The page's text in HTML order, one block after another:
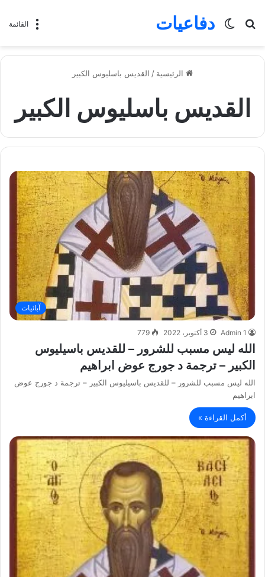
القائمة دفاعيات
بحث
الوضع
الرئيسية / القديس باسليوس الكبير
القديس باسليوس الكبير
آبائيات
Admin 1 3 أكتوبر، 2022 779
الله ليس مسبب للشرور – للقديس باسيليوس
الكبير – ترجمة د جورج عوض ابراهيم
الله ليس مسبب للشرور – للقديس باسيليوس الكبير – ترجمة د جورج عوض
ابراهيم
أكمل القراءة »